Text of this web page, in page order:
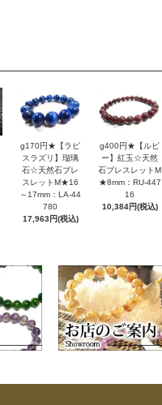
g170円★【ラピ
スラズリ】瑠璃
石☆天然石ブレ
スレットM★16
～17mm：LA-44
780
17,963円(税込)
g400円★【ルビ
ー】紅玉☆天然
石ブレスレットM
★8mm：RU-447
16
10,384円(税込)